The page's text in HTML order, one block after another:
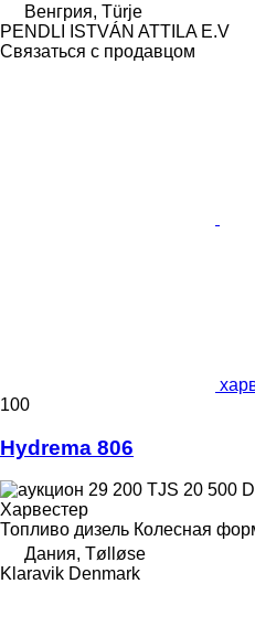
Венгрия, Türje
PENDLI ISTVÁN ATTILA E.V
Связаться с продавцом
100
Hydrema 806
29 200 TJS 20 500
Харвестер
Топливо дизель Колесная
Дания, Tølløse
Klaravik Denmark